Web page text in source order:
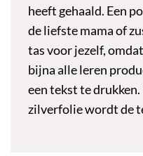
heeft gehaald. Een
de liefste mama of
tas voor jezelf,
bijna alle leren
een tekst te
zilverfolie wordt de